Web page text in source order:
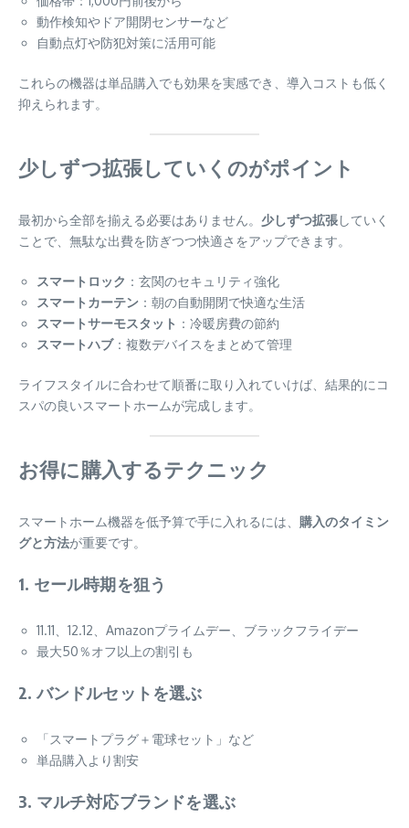
動作検知やドア開閉センサーなど
自動点灯や防犯対策に活用可能
これらの機器は単品購入でも効果を実感でき、導入コストも低く
抑えられます。
少しずつ拡張していくのがポイント
最初から全部を揃える必要はありません。 少しずつ拡張していく
ことで、無駄な出費を防ぎつつ快適さをアップできます。
スマートロック ：玄関のセキュリティ強化
スマートカーテン ：朝の自動開閉で快適な生活
スマートサーモスタット ：冷暖房費の節約
スマートハブ：複数デバイスをまとめて管理
ライフスタイルに合わせて順番に取り入れていけば、結果的にコ
スパの良いスマートホームが完成します。
お得に購入するテクニック
スマートホーム機器を低予算で手に入れるには、 購入のタイミン
グと方法が重要です。
1. セール時期を狙う
11.11、12.12、Amazonプライムデー、ブラックフライデー
最大50％オフ以上の割引も
2. バンドルセットを選ぶ
「スマートプラグ＋電球セット」など
単品購入より割安
3. マルチ対応ブランドを選ぶ